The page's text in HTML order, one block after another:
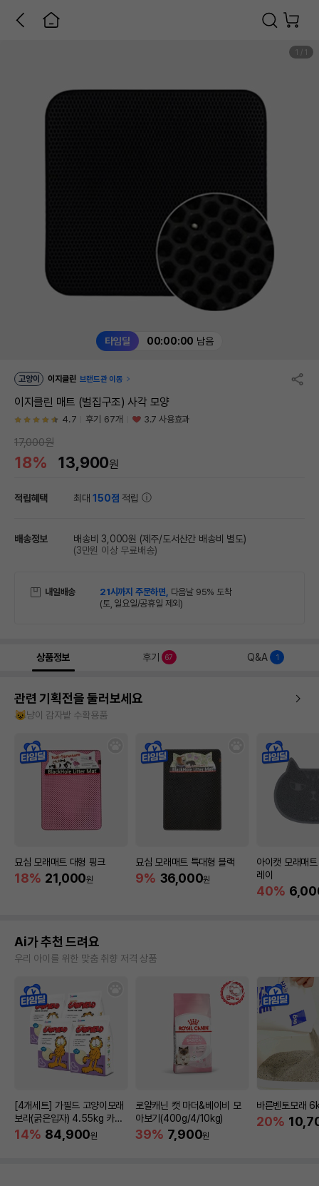
타임딜 00:00:00 남음
1 1
고양이 이지클린 브랜드관 이동
이지클린 매트 (벌집구조) 사각 모양
4.7 후기 67개 3.7 사용효과
17,000원
18% 13,900원
적립혜택 최대150점 적립
배송정보 배송비 3,000원 (제주/도서산간 배송비 별도)
(3만원 이상 무료배송)
내일배송 21시까지 주문하면, 다음날 95% 도착
(토, 일요일/공휴일 제외)
상품정보 후기 67 Q&A 1
관련 기획전을 둘러보세요
😺냥이 감자밭 수확용품
묘심 모래매트 대형 핑크
18% 21,000원
묘심 모래매트 특대형 블랙
9% 36,000원
아이캣 모래매
레이
40%
Ai가 추천 드려요
우리 아이를 위한 맞춤 취향 저격 상품
[4개세트] 가필드 고양이모래
보라(굵은입자) 4.55kg 카사
바모래
14% 84,900원
로얄캐닌 캣 마더&베이비 모
아보기(400g/4/10kg)
39% 7,900원
바른벤토모래
20%